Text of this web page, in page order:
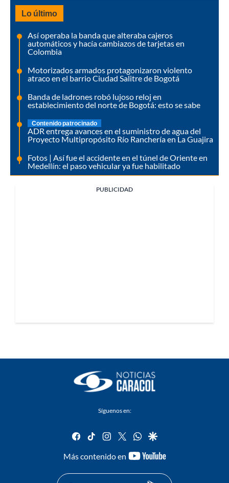
Lo último
Así operaba la banda que alteraba cajeros
automáticos y hacía cambiazos de tarjetas en
Colombia
Motorizados armados protagonizaron violento
atraco en el barrio Ciudad Salitre de Bogotá
Banda de ladrones robó lujoso reloj en
establecimiento del norte de Bogotá: esto se sabe
Contenido patrocinado
ADR entrega avances en el suministro de agua del
Proyecto Multipropósito Río Ranchería en La Guajira
Fotos | Así fue el accidente en el túnel de Oriente en
Medellín: el paso vehicular ya fue habilitado
PUBLICIDAD
Síguenos en:
facebook
tiktok instagram
twitterwhatsapp
google
Más contenido en
youtube-